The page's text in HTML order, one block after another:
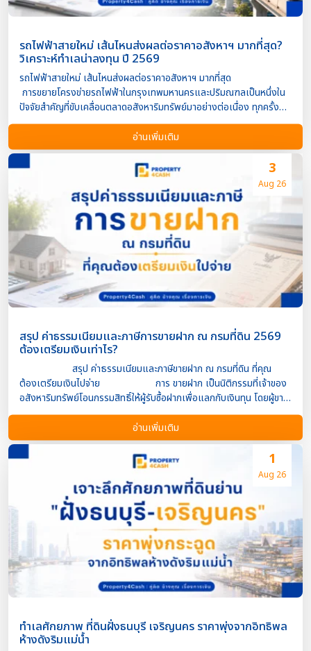
รถไฟฟ้าสายใหม่ เส้นไหนส่งผลต่อราคาอสังหาฯ มากที่สุด?
วิเคราะห์ทำเลน่าลงทุน ปี 2569
รถไฟฟ้าสายใหม่ เส้นไหนส่งผลต่อราคาอสังหาฯ มากที่สุด
การขยายโครงข่ายรถไฟฟ้าในกรุงเทพมหานครและปริมณฑลเป็นหนึ่งใน
ปัจจัยสำคัญที่ขับเคลื่อนตลาดอสังหาริมทรัพย์มาอย่างต่อเนื่อง ทุกครั้งที่มี
การประกาศก่อสร้างหรือเปิดให้บริการเส้นทางใหม่ มูลค่าที่ดิน บ้าน และ
คอนโดมิเนียมในพื้นที่โดยรอบมักได้รับความสนใจจากทั้งผู้ซื้อเพื่ออยู่อาศัย
และนักลงทุน อย่างไรก็ตาม ไม่ใช่รถไฟฟ้าทุกสายที่จะส่งผล
ต่อราคาอสังหาริมทรัพย์ในระดับเดียวกัน ความเปลี่ยนแปลงของราคาขึ้น
อยู่กับหลายปัจจัย เช่น ความหนาแน่นของชุมชน การเชื่อมต่อกับย่านธุรกิจ
(CBD) ศักยภาพการพัฒนาเมือง และความต้องการของตลาด ทำไม
รถไฟฟ้าจึงทำให้ราคาอสังหาริมทรัพย์เพิ่มขึ้น? ระบบขนส่ง
มวลชนช่วยลดระยะเวลาในการเดินทาง เพิ่มความสะดวกในการใช้ชีวิต และ
ยกระดับศักยภาพของพื้นที่ ส่งผลให้ความต้องการซื้อที่อยู่อาศัยและที่ดิน
บริเวณใกล้สถานีรถไฟฟ้าเพิ่มขึ้น ปัจจัยสำคัญที่ทำให้ราคาปรับตัว ได้แก่
เดินทางเข้าสู่ย่านธุรกิจได้สะดวก มูลค่าที่ดินเพิ่มขึ้นจากการพัฒนาเมือง
นักลงทุนเข้ามาพัฒนาโครงการใหม่ ความต้องการซื้อแ […]
อ่านเพิ่มเติม
3
Aug 26
สรุป ค่าธรรมเนียมและภาษีการขายฝาก ณ กรมที่ดิน 2569
ต้องเตรียมเงินเท่าไร?
สรุป ค่าธรรมเนียมและภาษีขายฝาก ณ กรมที่ดิน ที่คุณ
ต้องเตรียมเงินไปจ่าย การ ขายฝาก เป็นนิติกรรมที่เจ้าของ
อสังหาริมทรัพย์โอนกรรมสิทธิ์ให้ผู้รับซื้อฝากเพื่อแลกกับเงินทุน โดยผู้ขาย
ฝากยังมีสิทธิไถ่ถอนทรัพย์สินคืนภายในระยะเวลาที่กฎหมายกำหนด ดังนั้น
เมื่อไปจดทะเบียนขายฝาก ณ กรมที่ดิน ผู้เกี่ยวข้องจึงต้องเตรียมค่าใช้จ่าย
ทั้งในส่วนของ ค่าธรรมเนียมจดทะเบียน และ ภาษี ที่กฎหมายกำหนดไว้
การทราบค่าใช้จ่ายล่วงหน้าจะช่วยให้วางแผนการเงินได้อย่าง
เหมาะสม และลดความผิดพลาดในวันทำธุรกรรม การขายฝากต้องเสียค่า
ใช้จ่ายอะไรบ้าง? ค่าใช้จ่ายหลักในการจดทะเบียนขายฝาก ณ
กรมที่ดิน ประกอบด้วย ค่าธรรมเนียมจดทะเบียนขายฝาก ภาษีเงินได้หัก ณ
ที่จ่าย ภาษีธุรกิจเฉพาะ (หากเข้าเงื่อนไข) อากรแสตมป์ (ในกรณีที่ไม่ต้อง
เสียภาษีธุรกิจเฉพาะ) ค่าใช้จ่ายอื่น ๆ ตามข้อเท็จจริงของแต่ละรายการ
ทั้งนี้ การจัดเก็บภาษีและค่าธรรมเนียมจะอ้างอิงตามกฎหมายที่ดินและ
ประมวลรัษฎากร รวมถึงเงื่อนไขการถือครองทรัพย์สินของผู้ขายฝาก ค่า
ธรรมเนียมจดทะเบียนขายฝาก กรมที่ดินเร […]
อ่านเพิ่มเติม
1
Aug 26
ทำเลศักยภาพ ที่ดินฝั่งธนบุรี เจริญนคร ราคาพุ่งจากอิทธิพล
ห้างดังริมแม่น้ำ